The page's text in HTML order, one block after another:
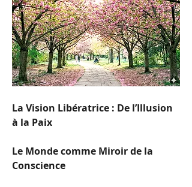
La Vision Libératrice : De l’Illusion
à la Paix
Le Monde comme Miroir de la
Conscience